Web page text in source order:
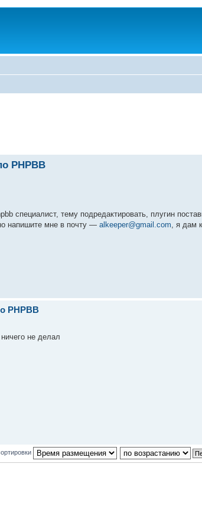
PHPBB
специалист, тему подредактировать, плугин
напишите мне в почту —alkeeper@gmail.com, я дам
PHPBB
не делал